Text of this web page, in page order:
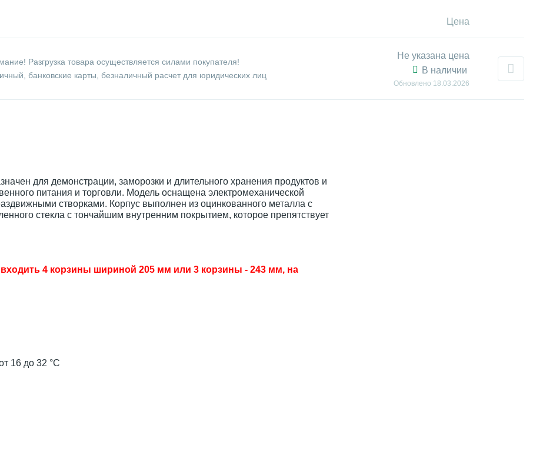
Цена
Разгрузка товара осуществляется силами покупателя!
банковские карты, безналичный расчет для юридических лиц
Не указана цена
В наличии
Обновлено 18.03.2026
для демонстрации, заморозки и длительного хранения продуктов и
питания и торговли. Модель оснащена электромеханической
створками. Корпус выполнен из оцинкованного металла с
стекла с тончайшим внутренним покрытием, которое препятствует
4 корзины шириной 205 мм или 3 корзины - 243 мм, на
16 до 32 °C